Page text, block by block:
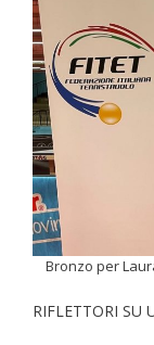
Bronzo per
RIFLETTORI SU